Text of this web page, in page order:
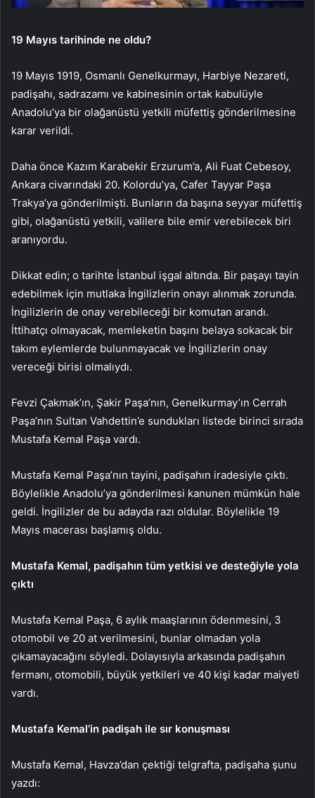
19 Mayıs tarihinde ne oldu?
19 Mayıs 1919, Osmanlı Genelkurmayı, Harbiye Nezareti,
padişahı, sadrazamı ve kabinesinin ortak kabulüyle
Anadolu’ya bir olağanüstü yetkili müfettiş gönderilmesine
karar verildi.
Daha önce Kazım Karabekir Erzurum’a, Ali Fuat Cebesoy,
Ankara civarındaki 20. Kolordu’ya, Cafer Tayyar Paşa
Trakya’ya gönderilmişti. Bunların da başına seyyar müfettiş
gibi, olağanüstü yetkili, valilere bile emir verebilecek biri
aranıyordu.
Dikkat edin; o tarihte İstanbul işgal altında. Bir paşayı tayin
edebilmek için mutlaka İngilizlerin onayı alınmak zorunda.
İngilizlerin de onay verebileceği bir komutan arandı.
İttihatçı olmayacak, memleketin başını belaya sokacak bir
takım eylemlerde bulunmayacak ve İngilizlerin onay
vereceği birisi olmalıydı.
Fevzi Çakmak’ın, Şakir Paşa’nın, Genelkurmay’ın Cerrah
Paşa’nın Sultan Vahdettin’e sundukları listede birinci sırada
Mustafa Kemal Paşa vardı.
Mustafa Kemal Paşa’nın tayini, padişahın iradesiyle çıktı.
Böylelikle Anadolu’ya gönderilmesi kanunen mümkün hale
geldi. İngilizler de bu adayda razı oldular. Böylelikle 19
Mayıs macerası başlamış oldu.
Mustafa Kemal, padişahın tüm yetkisi ve desteğiyle yola
çıktı
Mustafa Kemal Paşa, 6 aylık maaşlarının ödenmesini, 3
otomobil ve 20 at verilmesini, bunlar olmadan yola
çıkamayacağını söyledi. Dolayısıyla arkasında padişahın
fermanı, otomobili, büyük yetkileri ve 40 kişi kadar maiyeti
vardı.
Mustafa Kemal’in padişah ile sır konuşması
Mustafa Kemal, Havza’dan çektiği telgrafta, padişaha şunu
yazdı: